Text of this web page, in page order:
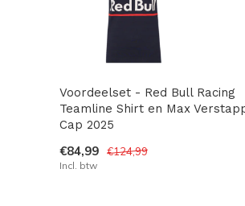
Voordeelset - Red Bull Racing
Teamline Shirt en Max
Cap 2025
€84,99 €124,99
Incl. btw